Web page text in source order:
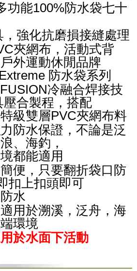
功能100%防水袋七十
，強化抗磨損接縫處理
夾網布，活動式背
外運動休閒品牌
防水袋系列
冷融合焊接技
合製程，搭配
級雙層PVC夾網布料
防水保證，不論是泛
、海釣，
都能適用
便，只要翻折袋口防
扣上扣頭即可
水
用於溯溪，泛舟，海
環境
於水面下活動